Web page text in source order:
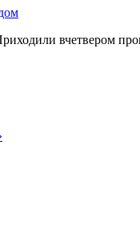
вчетвером